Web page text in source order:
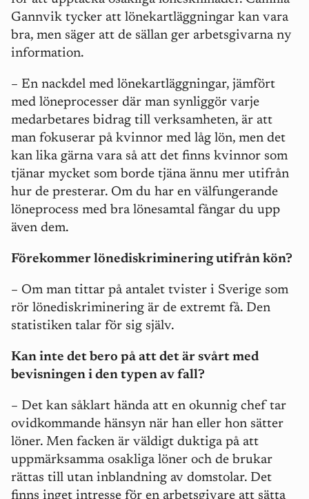
Gannvik tycker att lönekartläggningar kan vara
bra, men säger att de sällan ger arbetsgivarna ny
information.
– En nackdel med lönekartläggningar, jämfört
med löneprocesser där man synliggör varje
medarbetares bidrag till verksamheten, är att
man fokuserar på kvinnor med låg lön, men det
kan lika gärna vara så att det finns kvinnor som
tjänar mycket som borde tjäna ännu mer utifrån
hur de presterar. Om du har en välfungerande
löneprocess med bra lönesamtal fångar du upp
även dem.
Förekommer lönediskriminering utifrån kön?
– Om man tittar på antalet tvister i Sverige som
rör lönediskriminering är de extremt få. Den
statistiken talar för sig själv.
Kan inte det bero på att det är svårt med
bevisningen i den typen av fall?
– Det kan såklart hända att en okunnig chef tar
ovidkommande hänsyn när han eller hon sätter
löner. Men facken är väldigt duktiga på att
uppmärksamma osakliga löner och de brukar
rättas till utan inblandning av domstolar. Det
finns inget intresse för en arbetsgivare att sätta